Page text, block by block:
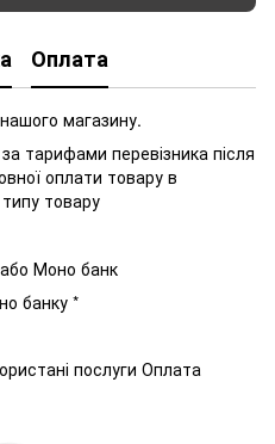
Оплата
магазину.
тарифами перевізника після
оплати товару в
товару
Моно банк
банку *
послуги Оплата